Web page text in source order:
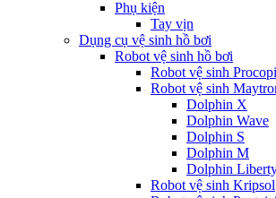
Phụ kiện
Tay vịn
Dụng cụ vệ sinh hồ bơi
Robot vệ sinh hồ bơi
Robot vệ sinh
Robot vệ sinh
Dolphin X
Dolphin Wave
Dolphin S
Dolphin M
Dolphin
Robot vệ sinh Kripsol